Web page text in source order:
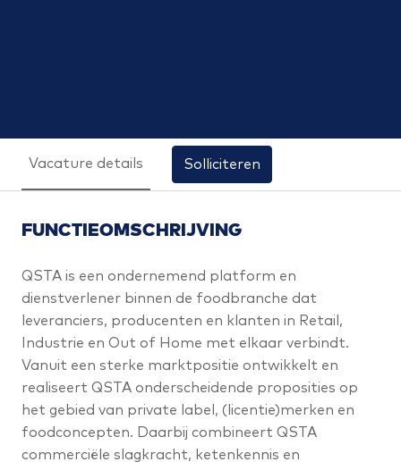
Vacature details Solliciteren
FUNCTIEOMSCHRIJVING
QSTA is een ondernemend platform en
dienstverlener binnen de foodbranche dat
leveranciers, producenten en klanten in Retail,
Industrie en Out of Home met elkaar verbindt.
Vanuit een sterke marktpositie ontwikkelt en
realiseert QSTA onderscheidende proposities op
het gebied van private label, (licentie)merken en
foodconcepten. Daarbij combineert QSTA
commerciële slagkracht, ketenkennis en